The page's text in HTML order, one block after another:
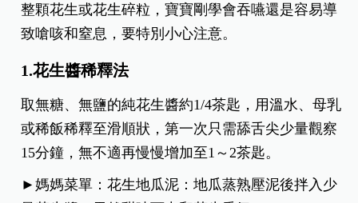
整顆花生或花生碎粒，寶寶剛學會吞嚥還是容易導
致嗆咳和窒息，要特別小心注意。
1.花生醬稀釋法
取無糖、無鹽的純花生醬約1/4茶匙，用溫水、母乳
或稀飯稀釋至滑順狀，第一次只需舔舌尖少量觀察
15分鐘，無不適再慢慢增加至1～2茶匙。
►媽媽菜單：花生地瓜泥：地瓜蒸熟壓泥後拌入少